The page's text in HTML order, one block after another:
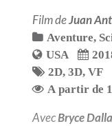
Film deJuan
Aventure,
USA
2D,3D,VF
A partir de
AvecBryce